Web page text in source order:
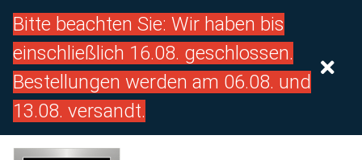
Bitte beachten Sie: Wir haben bis
einschließlich 16.08. geschlossen.
Bestellungen werden am 06.08. und
13.08. versandt.